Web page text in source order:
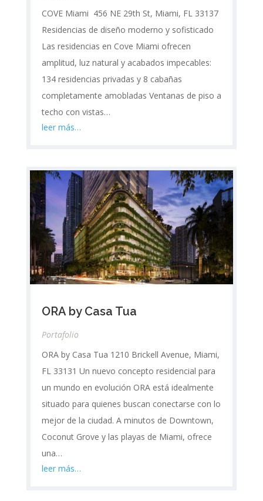
COVE Miami 456 NE 29th St, Miami, FL 33137
Residencias de diseño moderno y sofisticado
Las residencias en Cove Miami ofrecen
amplitud, luz natural y acabados impecables:
134 residencias privadas y 8 cabañas
completamente amobladas Ventanas de piso a
techo con vistas…
leer más…
ORA by Casa Tua
Portafolio
ORA by Casa Tua 1210 Brickell Avenue, Miami,
FL 33131 Un nuevo concepto residencial para
un mundo en evolución ORA está idealmente
situado para quienes buscan conectarse con lo
mejor de la ciudad. A minutos de Downtown,
Coconut Grove y las playas de Miami, ofrece
una…
leer más…